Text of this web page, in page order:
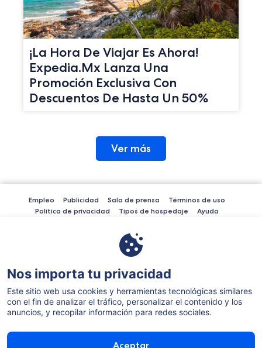
¡La Hora De Viajar Es Ahora!
Expedia.mx Lanza Una
Promoción Exclusiva Con
Descuentos De Hasta Un 50%
Ver más
Empleo Publicidad Sala de prensa
Términos de uso
Política de privacidad
Tipos de hospedaje
Ayuda
Expedia Inc. no es responsable del contenido de los sitios web externos.
©2026 Expedia, Inc., una empresa de Expedia Group. Todos los
Nos importa tu privacidad
Este sitio web usa cookies y herramientas tecnológicas similares
con el fin de analizar el tráfico, personalizar el contenido y los
anuncios, y recopilar información para redes sociales.
Aceptar